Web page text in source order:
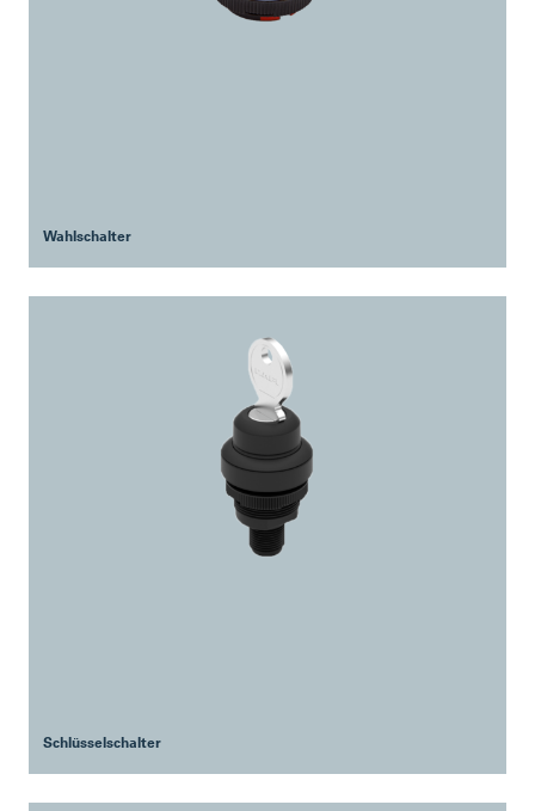
Wahlschalter
Schlüsselschalter